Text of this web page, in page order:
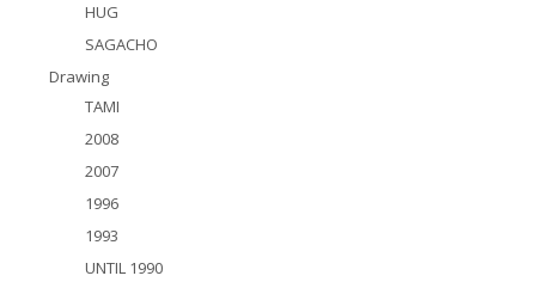
HUG
SAGACHO
Drawing
TAMI
2008
2007
1996
1993
UNTIL 1990